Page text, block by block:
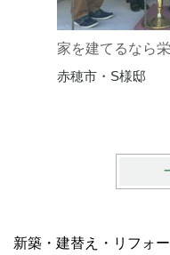
家を建てるなら
赤穂市・S様邸
新築・建替え・リフォ